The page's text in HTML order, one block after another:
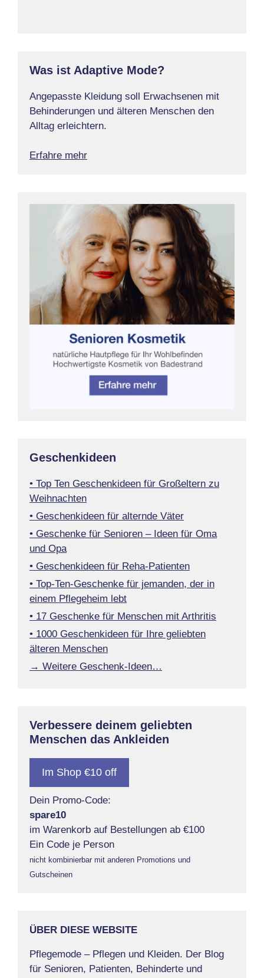
Was ist Adaptive Mode?
Angepasste Kleidung soll Erwachsenen mit
Behinderungen und älteren Menschen den
Alltag erleichtern.
Erfahre mehr
Geschenkideen
• Top Ten Geschenkideen für Großeltern zu
Weihnachten
• Geschenkideen für alternde Väter
• Geschenke für Senioren – Ideen für Oma
und Opa
• Geschenkideen für Reha-Patienten
• Top-Ten-Geschenke für jemanden, der in
einem Pflegeheim lebt
• 17 Geschenke für Menschen mit Arthritis
• 1000 Geschenkideen für Ihre geliebten
älteren Menschen
→ Weitere Geschenk-Ideen…
Verbessere deinem geliebten
Menschen das Ankleiden
Im Shop €10 off
Dein Promo-Code:
spare10
im Warenkorb auf Bestellungen ab €100
Ein Code je Person
nicht kombinierbar mit anderen Promotions und
Gutscheinen
ÜBER DIESE WEBSITE
Pflegemode – Pflegen und Kleiden. Der Blog
für Senioren, Patienten, Behinderte und